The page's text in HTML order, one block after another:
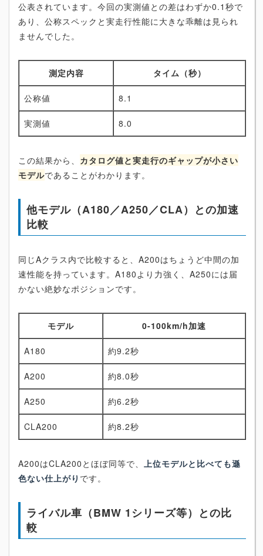
公表されています。今回の実測値との差はわずか0.1秒で
あり、公称スペックと実走行性能に大きな乖離は見られ
ませんでした。
測定内容 タイム（秒）
公称値 8.1
実測値 8.0
この結果から、 カタログ値と実走行のギャップが小さい
モデルであることがわかります。
他モデル（A180／A250／CLA）との加速
比較
同じAクラス内で比較すると、A200はちょうど中間の加
速性能を持っています。A180より力強く、A250には届
かない絶妙なポジションです。
モデル 0-100km/h加速
A180 約9.2秒
A200 約8.0秒
A250 約6.2秒
CLA200 約8.2秒
A200はCLA200とほぼ同等で、 上位モデルと比べても遜
色ない仕上がり です。
ライバル車（BMW 1シリーズ等）との比
較